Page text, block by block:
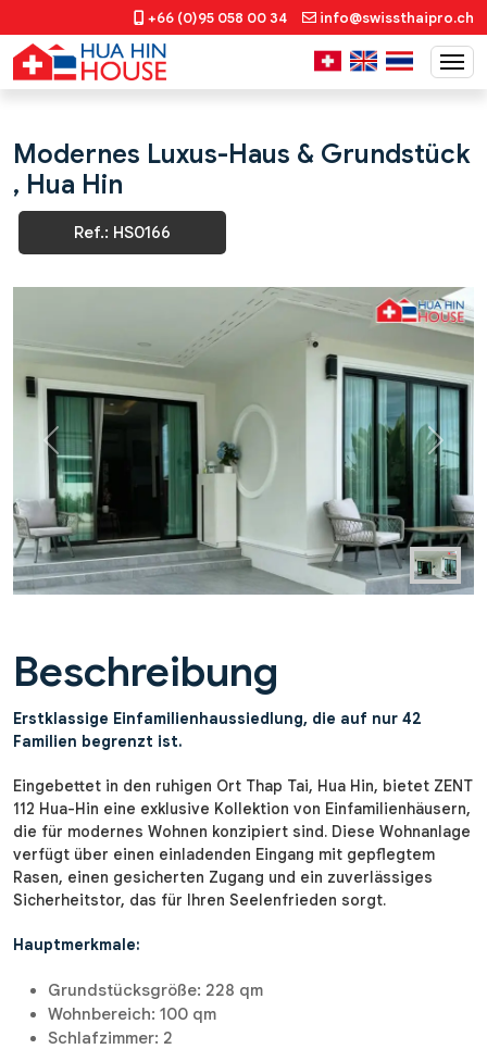
+66 (0)95 058 00 34 info@swissthaipro.ch
Modernes Luxus-Haus & Grundstück
, Hua Hin
Ref.: HS0166
Previous Next
Beschreibung
Erstklassige Einfamilienhaussiedlung, die auf nur 42
Familien begrenzt ist.
Eingebettet in den ruhigen Ort Thap Tai, Hua Hin, bietet ZENT
112 Hua-Hin eine exklusive Kollektion von Einfamilienhäusern,
die für modernes Wohnen konzipiert sind. Diese Wohnanlage
verfügt über einen einladenden Eingang mit gepflegtem
Rasen, einen gesicherten Zugang und ein zuverlässiges
Sicherheitstor, das für Ihren Seelenfrieden sorgt.
Hauptmerkmale:
Grundstücksgröße: 228 qm
Wohnbereich: 100 qm
Schlafzimmer: 2